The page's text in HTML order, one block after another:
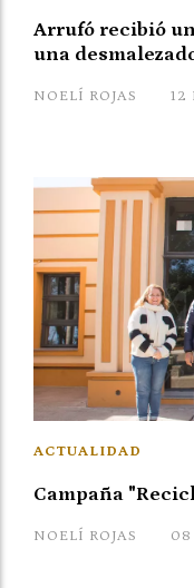
Arrufó recibió
una
NOELÍ ROJAS 12
Campaña
NOELÍ ROJAS
ACTUALIDAD
08